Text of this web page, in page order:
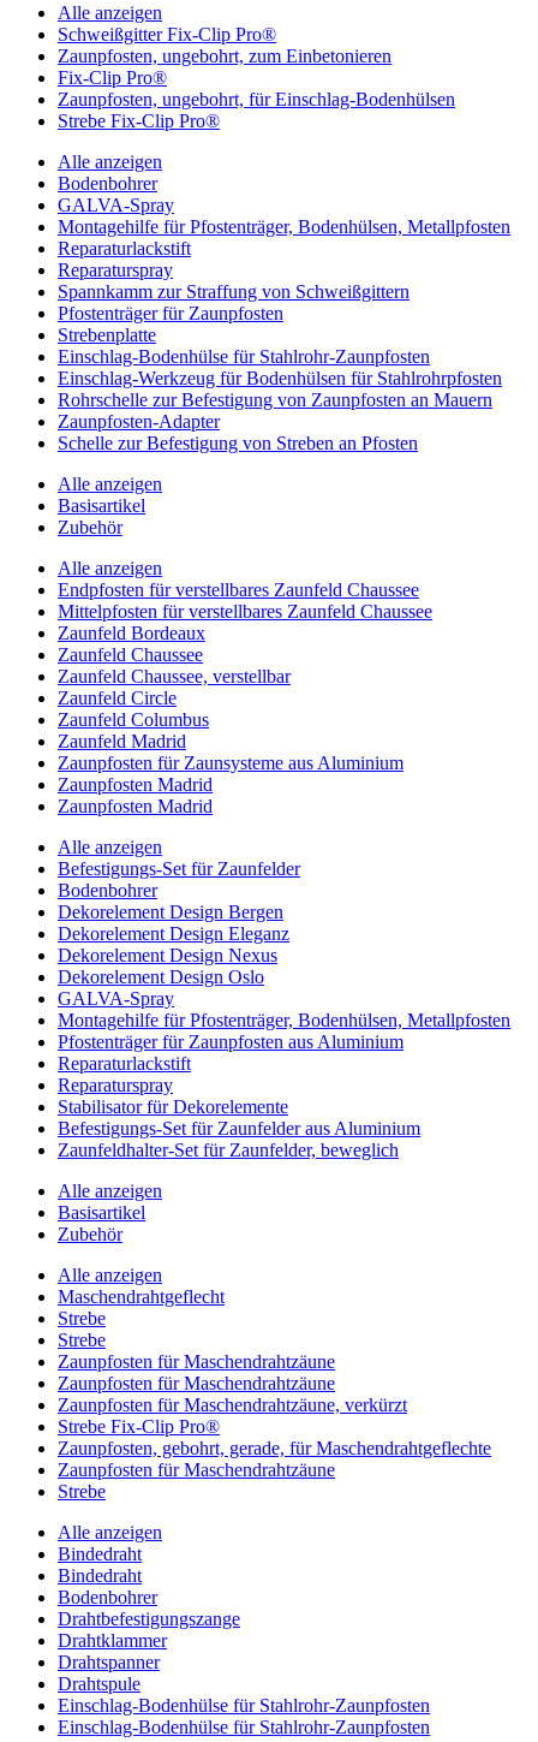
Alle anzeigen
Schweißgitter Fix-Clip Pro®
Zaunpfosten, ungebohrt, zum Einbetonieren
Fix-Clip Pro®
Zaunpfosten, ungebohrt, für Einschlag-Bodenhülsen
Strebe Fix-Clip Pro®
Alle anzeigen
Bodenbohrer
GALVA-Spray
Montagehilfe für Pfostenträger, Bodenhülsen, Metallpfosten
Reparaturlackstift
Reparaturspray
Spannkamm zur Straffung von Schweißgittern
Pfostenträger für Zaunpfosten
Strebenplatte
Einschlag-Bodenhülse für Stahlrohr-Zaunpfosten
Einschlag-Werkzeug für Bodenhülsen für Stahlrohrpfosten
Rohrschelle zur Befestigung von Zaunpfosten an Mauern
Zaunpfosten-Adapter
Schelle zur Befestigung von Streben an Pfosten
Alle anzeigen
Basisartikel
Zubehör
Alle anzeigen
Endpfosten für verstellbares Zaunfeld Chaussee
Mittelpfosten für verstellbares Zaunfeld Chaussee
Zaunfeld Bordeaux
Zaunfeld Chaussee
Zaunfeld Chaussee, verstellbar
Zaunfeld Circle
Zaunfeld Columbus
Zaunfeld Madrid
Zaunpfosten für Zaunsysteme aus Aluminium
Zaunpfosten Madrid
Zaunpfosten Madrid
Alle anzeigen
Befestigungs-Set für Zaunfelder
Bodenbohrer
Dekorelement Design Bergen
Dekorelement Design Eleganz
Dekorelement Design Nexus
Dekorelement Design Oslo
GALVA-Spray
Montagehilfe für Pfostenträger, Bodenhülsen, Metallpfosten
Pfostenträger für Zaunpfosten aus Aluminium
Reparaturlackstift
Reparaturspray
Stabilisator für Dekorelemente
Befestigungs-Set für Zaunfelder aus Aluminium
Zaunfeldhalter-Set für Zaunfelder, beweglich
Alle anzeigen
Basisartikel
Zubehör
Alle anzeigen
Maschendrahtgeflecht
Strebe
Strebe
Zaunpfosten für Maschendrahtzäune
Zaunpfosten für Maschendrahtzäune
Zaunpfosten für Maschendrahtzäune, verkürzt
Strebe Fix-Clip Pro®
Zaunpfosten, gebohrt, gerade, für Maschendrahtgeflechte
Zaunpfosten für Maschendrahtzäune
Strebe
Alle anzeigen
Bindedraht
Bindedraht
Bodenbohrer
Drahtbefestigungszange
Drahtklammer
Drahtspanner
Drahtspule
Einschlag-Bodenhülse für Stahlrohr-Zaunpfosten
Einschlag-Bodenhülse für Stahlrohr-Zaunpfosten